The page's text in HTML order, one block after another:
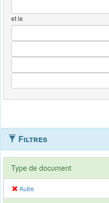
et le
Filtres
Type de document
Autre